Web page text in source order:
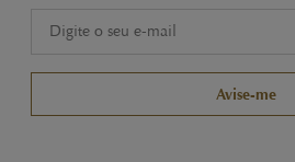
Avise-me